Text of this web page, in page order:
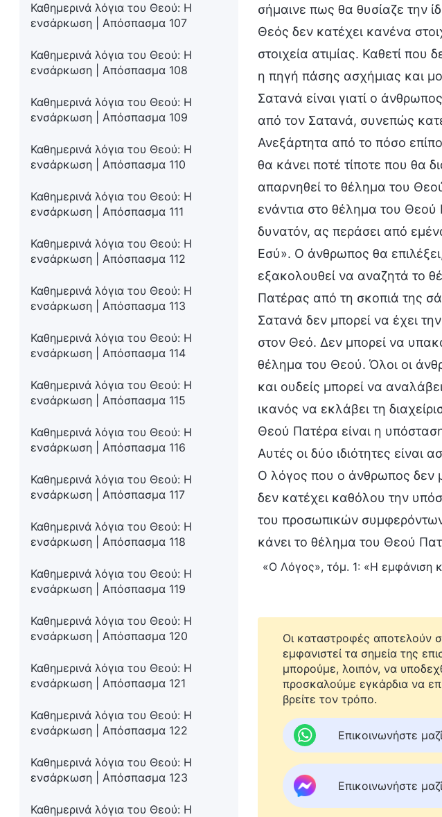
Καθημερινά λόγια του Θεού: Η
ενσάρκωση | Απόσπασμα 107
Καθημερινά λόγια του Θεού: Η
ενσάρκωση | Απόσπασμα 108
Καθημερινά λόγια του Θεού: Η
ενσάρκωση | Απόσπασμα 109
Καθημερινά λόγια του Θεού: Η
ενσάρκωση | Απόσπασμα 110
Καθημερινά λόγια του Θεού: Η
ενσάρκωση | Απόσπασμα 111
Καθημερινά λόγια του Θεού: Η
ενσάρκωση | Απόσπασμα 112
Καθημερινά λόγια του Θεού: Η
ενσάρκωση | Απόσπασμα 113
Καθημερινά λόγια του Θεού: Η
ενσάρκωση | Απόσπασμα 114
Καθημερινά λόγια του Θεού: Η
ενσάρκωση | Απόσπασμα 115
Καθημερινά λόγια του Θεού: Η
ενσάρκωση | Απόσπασμα 116
Καθημερινά λόγια του Θεού: Η
ενσάρκωση | Απόσπασμα 117
Καθημερινά λόγια του Θεού: Η
ενσάρκωση | Απόσπασμα 118
Καθημερινά λόγια του Θεού: Η
ενσάρκωση | Απόσπασμα 119
Καθημερινά λόγια του Θεού: Η
ενσάρκωση | Απόσπασμα 120
Καθημερινά λόγια του Θεού: Η
ενσάρκωση | Απόσπασμα 121
Καθημερινά λόγια του Θεού: Η
ενσάρκωση | Απόσπασμα 122
Καθημερινά λόγια του Θεού: Η
ενσάρκωση | Απόσπασμα 123
Καθημερινά λόγια του Θεού: Η
σήμαινε πως θα θυσίαζε την
Θεός δεν κατέχει κανένα
στοιχεία ατιμίας. Καθετί
η πηγή πάσης ασχήμιας και
Σατανά είναι γιατί ο
από τον Σατανά, συνεπώς
Ανεξάρτητα από το πόσο
θα κάνει ποτέ τίποτε που θα
απαρνηθεί το θέλημα του
ενάντια στο θέλημα του Θεού
δυνατόν, ας περάσει από
Εσύ». Ο άνθρωπος θα
εξακολουθεί να αναζητά το
Πατέρας από τη σκοπιά της
Σατανά δεν μπορεί να έχει
στον Θεό. Δεν μπορεί να
θέλημα του Θεού. Όλοι οι
και ουδείς μπορεί να
ικανός να εκλάβει τη
Θεού Πατέρα είναι η
Αυτές οι δύο ιδιότητες είναι
Ο λόγος που ο άνθρωπος δεν
δεν κατέχει καθόλου την
του προσωπικών
κάνει το θέλημα του Θεού
«Ο Λόγος», τόμ. 1: «Η εμφάνιση
Οι καταστροφές αποτελούν
εμφανιστεί τα σημεία της
μπορούμε, λοιπόν, να
προσκαλούμε εγκάρδια να
βρείτε τον τρόπο.
Επικοινωνήστε
Επικοινωνήστε